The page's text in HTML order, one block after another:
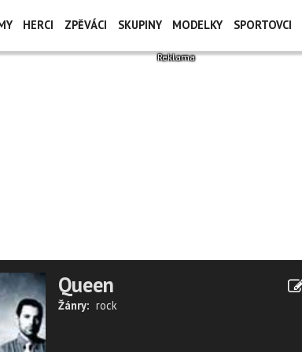
HERCI ZPĚVÁCI SKUPINY MODELKY SPORTOVCI
Queen
Žánry: rock